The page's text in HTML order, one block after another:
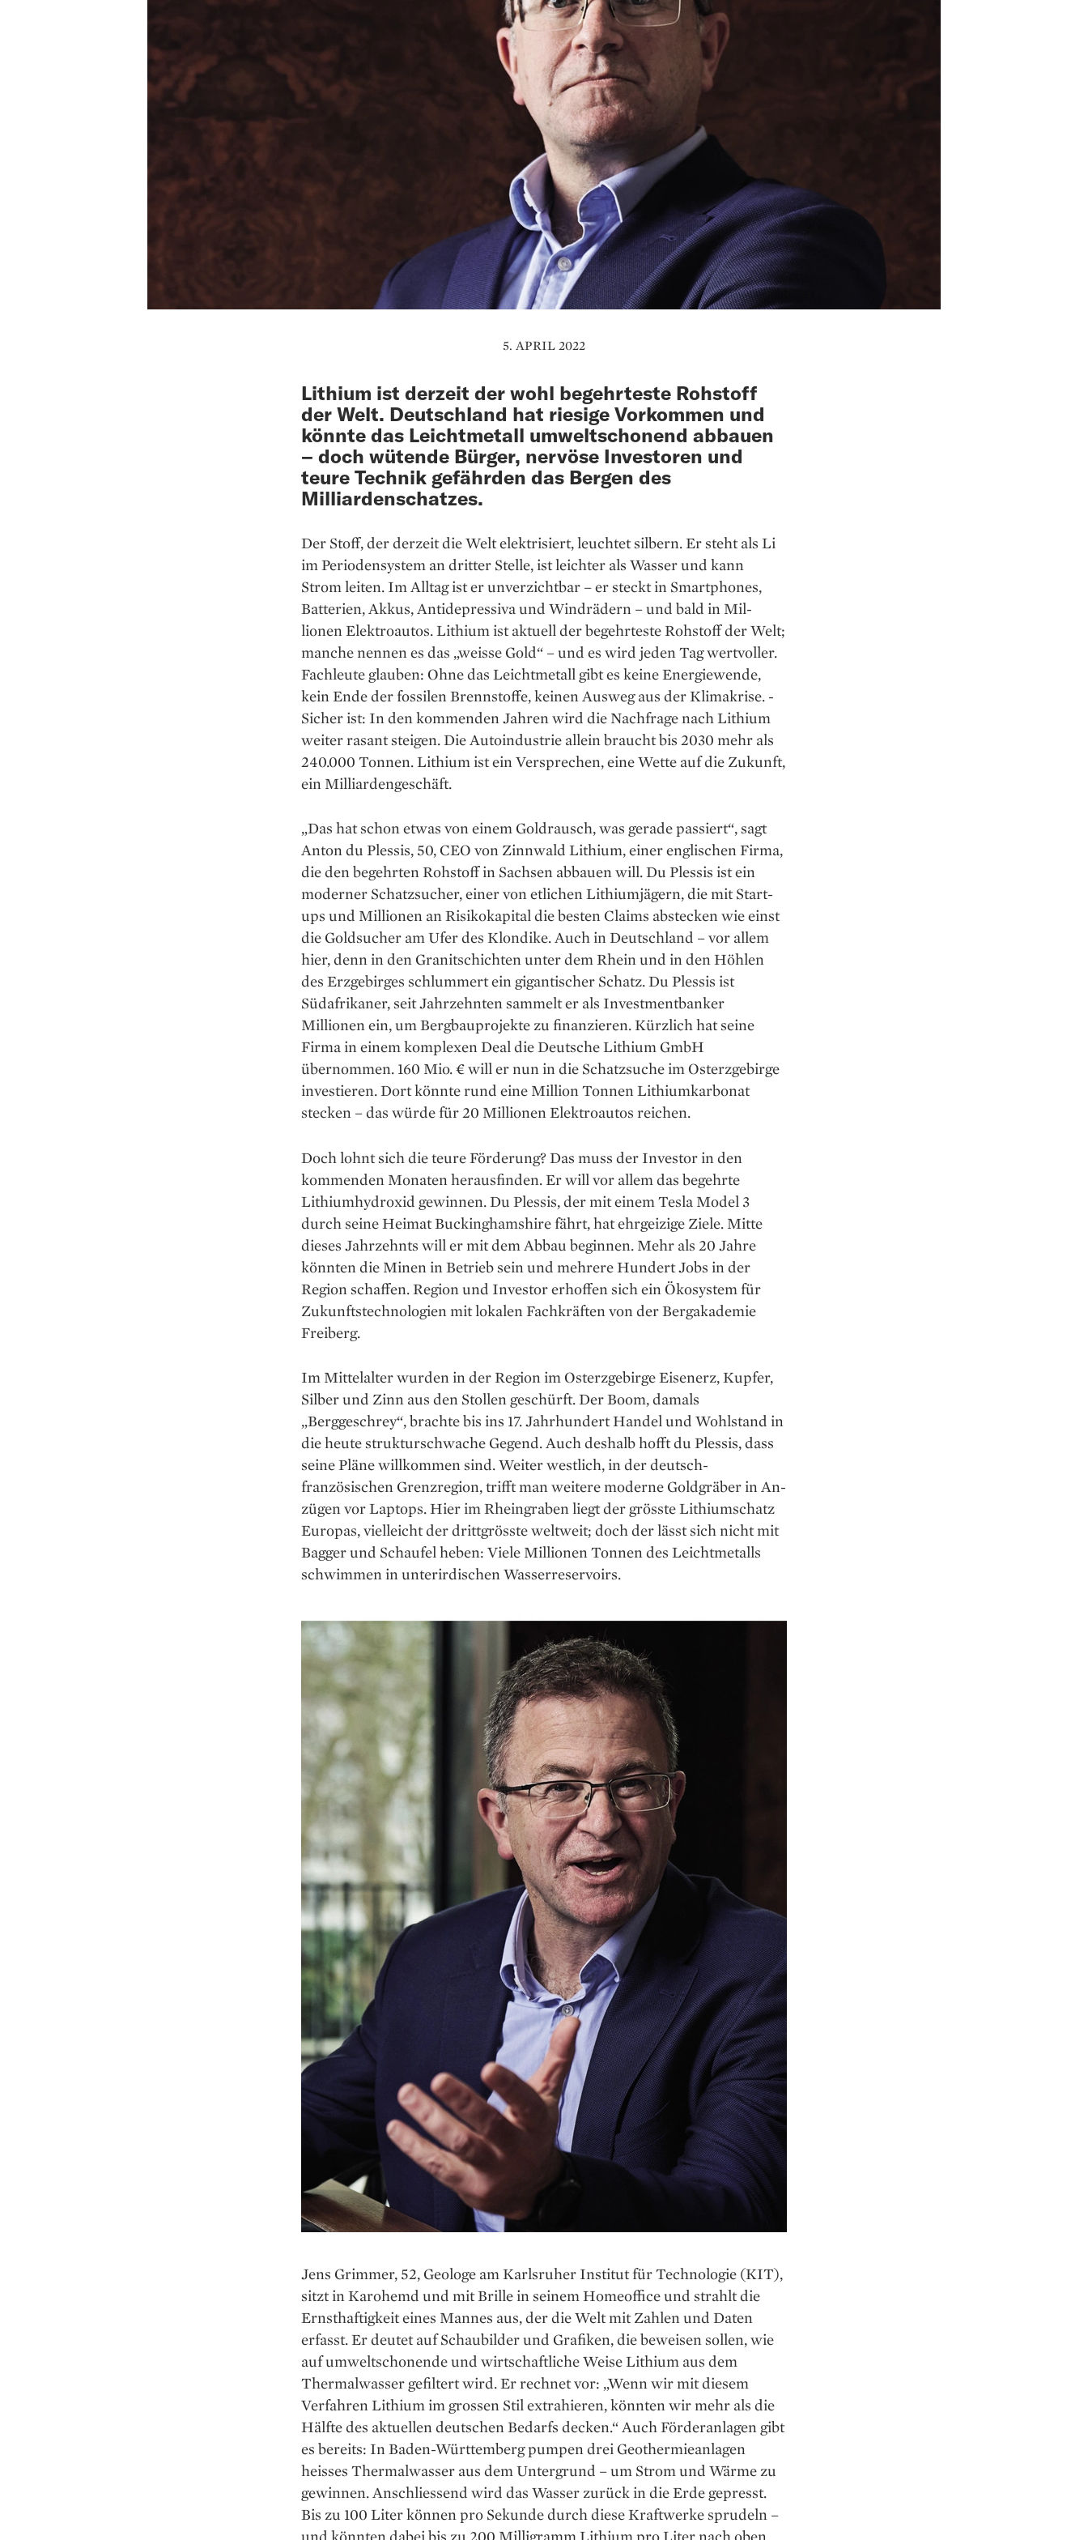
5. APRIL 2022
Lithium ist derzeit der wohl begehrteste Rohstoff
der Welt. Deutschland hat riesige Vorkommen und
könnte das Leichtmetall umweltschonend abbauen
– doch wütende Bürger, nervöse Investoren und
teure Technik gefährden das Bergen des
Milliardenschatzes.
Der Stoff, der derzeit die Welt elektrisiert, leuch­tet silbern. Er steht als Li
im Periodensystem an dritter Stelle, ist leichter als Wasser und kann
Strom leiten. Im Alltag ist er unverzichtbar – er steckt in Smartphones,
Batterien, Akkus, Anti­depressiva und Windrädern – und bald in Mil­
lionen Elektroautos. Lithium ist aktuell der be­gehrteste Rohstoff der Welt;
manche nennen es das „weisse Gold“ – und es wird jeden Tag wert­voller.
Fachleute glauben: Ohne das Leichtmetall gibt es keine Energiewende,
kein Ende der fossilen Brennstoffe, keinen Ausweg aus der Klimakrise. ­
Sicher ist: In den kommenden Jahren wird die Nachfrage nach Lithium
weiter rasant steigen. Die Autoindustrie allein braucht bis 2030 mehr als
240.000 Tonnen. Lithium ist ein Versprechen, eine Wette auf die Zukunft,
ein Milliardengeschäft.
„Das hat schon etwas von einem Goldrausch, was gerade passiert“, sagt
Anton du Plessis, 50, CEO von Zinnwald Lithium, einer englischen Firma,
die den begehrten Rohstoff in Sachsen abbauen will. Du Plessis ist ein
moderner Schatzsucher, einer von etlichen Lithiumjägern, die mit Start-
ups und Millionen an Risikokapital die besten Claims abstecken wie einst
die Goldsucher am Ufer des Klondike. Auch in Deutschland – vor allem
hier, denn in den Granitschichten unter dem Rhein und in den Höhlen
des Erzgebirges schlummert ein gigantischer Schatz. Du Plessis ist
Südafrikaner, seit Jahrzehnten sammelt er als Investmentbanker
Millionen ein, um Bergbau­projekte zu finanzieren. Kürzlich hat seine
Firma in einem komplexen Deal die Deutsche Lithium GmbH
übernommen. 160 Mio. € will er nun in die Schatzsuche im Osterzgebirge
investieren. Dort könnte rund eine Million Tonnen Lithium­karbonat
stecken – das würde für 20 Millionen Elektroautos reichen.
Doch lohnt sich die teure Förderung? Das muss der Investor in den
kommenden Monaten herausfinden. Er will vor allem das begehrte
Lithiumhydroxid gewinnen. Du Plessis, der mit einem Tesla Model 3
durch seine Heimat Buckinghamshire fährt, hat ehrgeizige Ziele. Mitte
dieses Jahrzehnts will er mit dem Abbau beginnen. Mehr als 20 Jahre
könnten die Minen in Betrieb sein und mehrere Hundert Jobs in der
Region schaffen. Re­gion und Investor erhoffen sich ein Ökosystem für
Zukunftstechnologien mit lokalen Fachkräften von der Bergakademie
Freiberg.
Im Mittelalter wurden in der Region im Osterzgebirge Eisenerz, Kupfer,
Silber und Zinn aus den Stollen geschürft. Der Boom, damals
„Berggeschrey“, brachte bis ins 17. Jahrhundert Handel und Wohlstand in
die heute strukturschwache Gegend. Auch deshalb hofft du Plessis, dass
seine Pläne willkommen sind. Weiter westlich, in der deutsch-
französischen Grenzregion, trifft man weitere moderne Goldgräber in An­
zügen vor Laptops. Hier im Rheingraben liegt der grösste Lithiumschatz
Europas, vielleicht der drittgrösste weltweit; doch der lässt sich nicht mit
Bagger und Schaufel heben: Viele Millionen Tonnen des Leichtmetalls
schwimmen in unter­irdischen Wasserreservoirs.
Jens Grimmer, 52, Geologe am Karls­ruher Institut für Technologie (KIT),
sitzt in Karohemd und mit Brille in seinem Homeoffice und strahlt die
Ernsthaftigkeit eines Mannes aus, der die Welt mit Zahlen und Daten
erfasst. Er deutet auf Schaubilder und Grafiken, die beweisen sollen, wie
auf umweltschonende und wirtschaftliche Weise Lithium aus dem
Thermalwasser gefiltert wird. Er rechnet vor: „Wenn wir mit diesem
Verfahren Lithium im grossen Stil extrahieren, könnten wir mehr als die
Hälfte des aktuellen deutschen Bedarfs decken.“ Auch Förderanlagen gibt
es bereits: In Baden-Württemberg pumpen drei Geothermieanlagen
heisses Thermalwasser aus dem Untergrund – um Strom und Wärme zu
gewinnen. Anschliessend wird das Wasser zurück in die Erde gepresst.
Bis zu 100 Liter können pro Sekunde durch diese Kraftwerke sprudeln –